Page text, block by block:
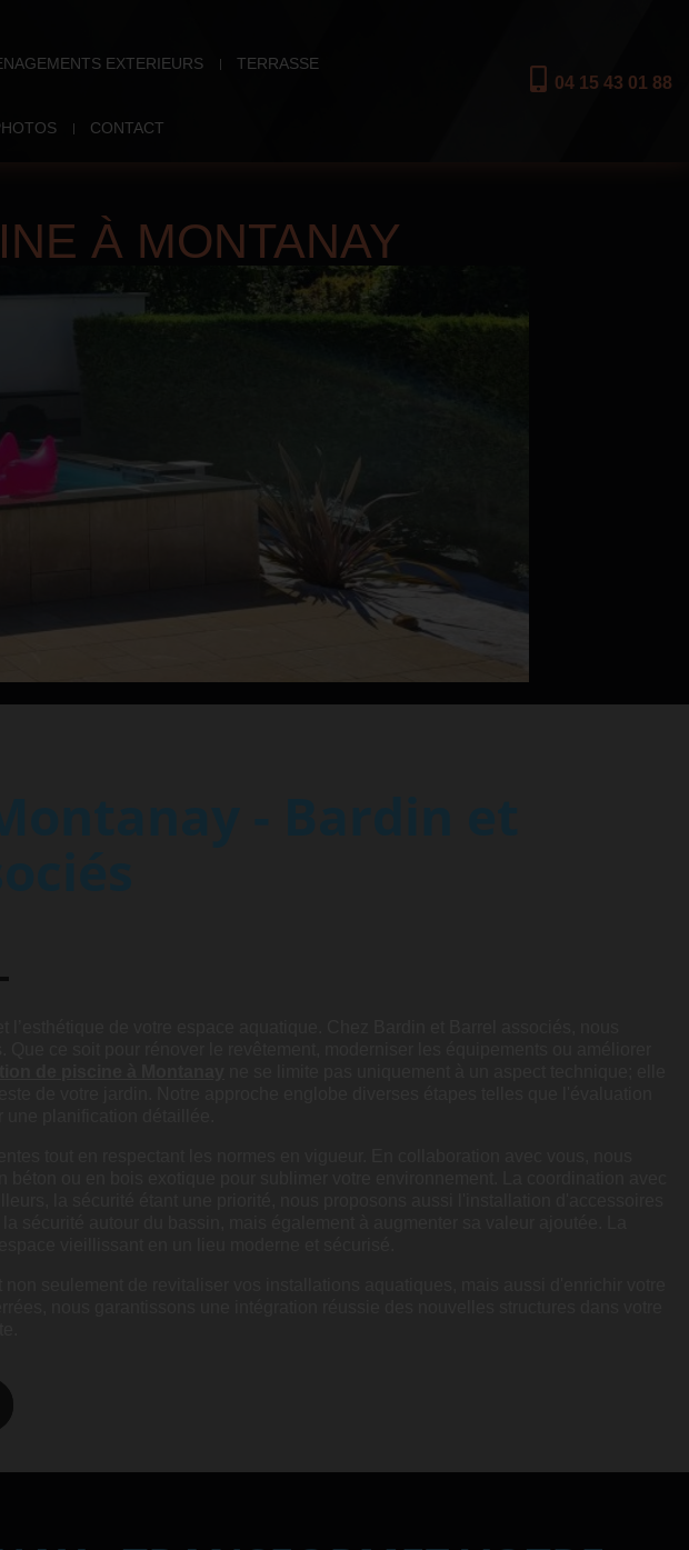
EXTERIEURS TERRASSE
CONTACT
04 15 43 01 88
À MONTANAY